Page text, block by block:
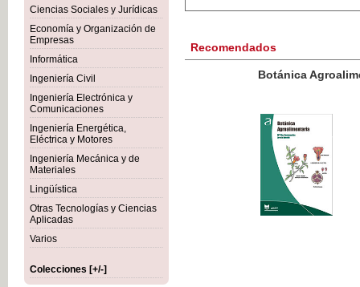
Ciencias Sociales y Jurídicas
Economía y Organización de
Empresas
Informática
Ingeniería Civil
Ingeniería Electrónica y
Comunicaciones
Ingeniería Energética,
Eléctrica y Motores
Ingeniería Mecánica y de
Materiales
Lingüística
Otras Tecnologías y Ciencias
Aplicadas
Varios
Colecciones [+/-]
Recomendados
Botánica Agroalimentaria